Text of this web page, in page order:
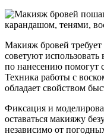
Макияж бровей
советуют
по нанесению помогут
Техника работы с
обладает свойством
Фиксация и
оставаться макияжу
независимо от